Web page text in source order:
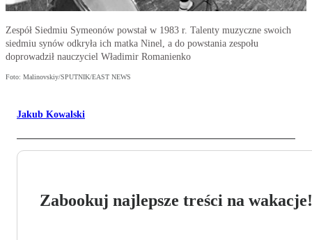
Zespół Siedmiu Symeonów powstał w 1983 r. Talenty muzyczne swoich
siedmiu synów odkryła ich matka Ninel, a do powstania zespołu
doprowadził nauczyciel Władimir Romanienko
Foto: Malinovskiy/SPUTNIK/EAST NEWS
Jakub Kowalski
Zabookuj najlepsze treści na wakacje!